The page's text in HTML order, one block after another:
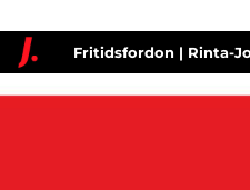
Fritidsfordon | Rinta-